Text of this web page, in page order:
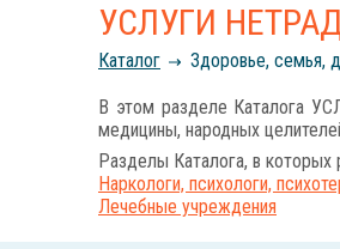
УСЛУГИ
Каталог Здоровье, семья,
В этом разделе Каталога
медицины, народных
Разделы Каталога, в которых
Наркологи, психологи,
Лечебные учреждения